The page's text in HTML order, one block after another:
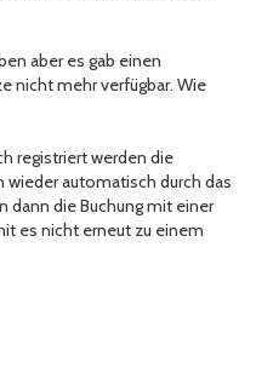
aber es gab einen
nicht mehr verfügbar. Wie
registriert werden die
wieder automatisch durch das
dann die Buchung mit einer
es nicht erneut zu einem